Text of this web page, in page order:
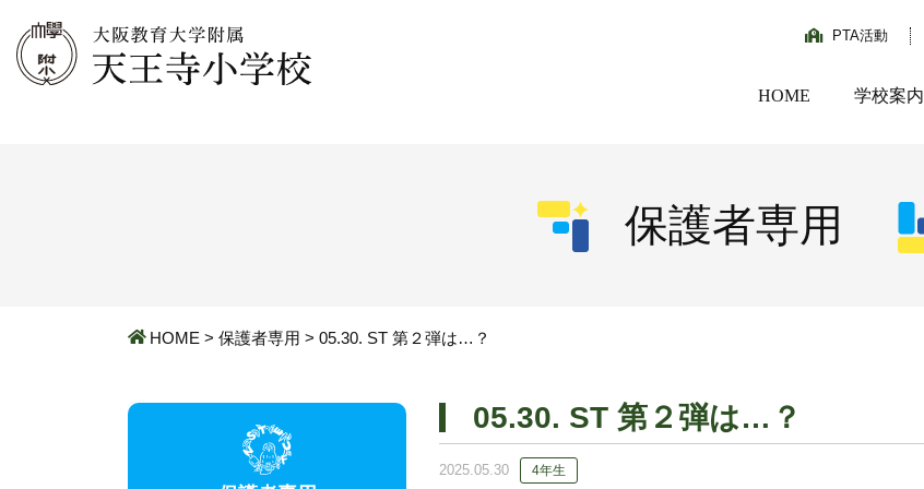
PTA活動
HOME 学校案内
保護者専用
HOME > 保護者専用 > 05.30. ST 第２弾は…？
05.30. ST 第２弾は…？
2025.05.30 4年生